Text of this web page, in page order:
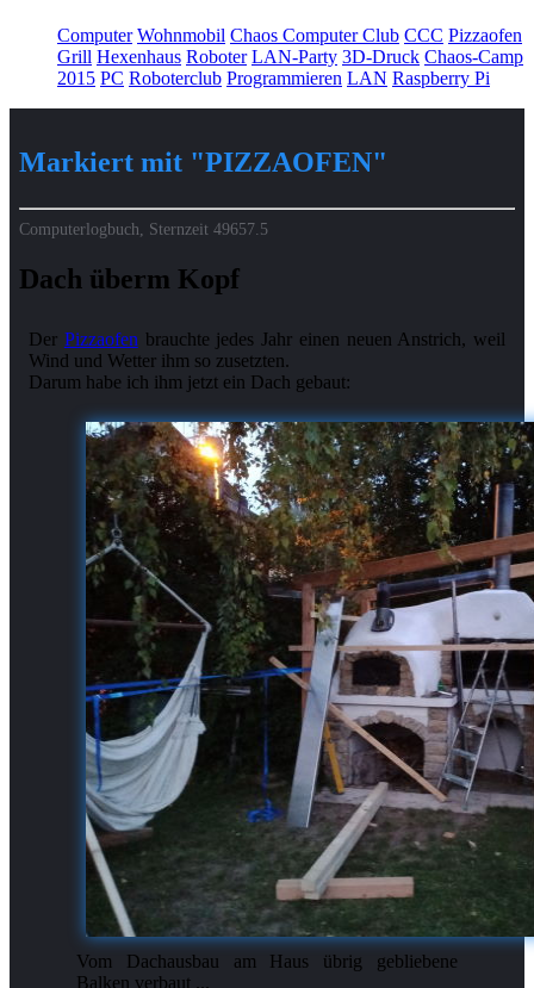
Computer Wohnmobil Chaos Computer Club CCC Pizzaofen
Grill Hexenhaus Roboter LAN-Party 3D-Druck Chaos-Camp
2015 PC Roboterclub Programmieren LAN Raspberry Pi
Markiert mit "PIZZAOFEN"
Computerlogbuch, Sternzeit 49657.5
Dach überm Kopf
Der Pizzaofen brauchte jedes Jahr einen neuen Anstrich, weil
Wind und Wetter ihm so zusetzten.
Vom Dachausbau am Haus übrig gebliebene
Balken verbaut ...